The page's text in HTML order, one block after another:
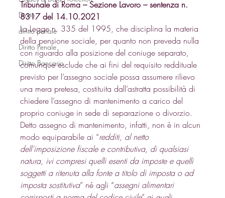
Diritto
diritto penale
Diritto Penale
Diritto Bancario
Tribunale di Roma – Sezione Lavoro – sentenza n.
8317 del 14.10.2021
La Legge n. 335 del 1995, che disciplina la materia
della pensione sociale, per quanto non preveda nulla
con riguardo alla posizione del coniuge separato,
comunque esclude che ai fini del requisito reddituale
previsto per l’assegno sociale possa assumere rilievo
una mera pretesa, costituita dall’astratta possibilità di
chiedere l’assegno di mantenimento a carico del
proprio coniuge in sede di separazione o divorzio.
Detto assegno di mantenimento, infatti, non è in alcun
modo equiparabile ai “redditi, al netto
dell’imposizione fiscale e contributiva, di qualsiasi
natura, ivi compresi quelli esenti da imposte e quelli
soggetti a ritenuta alla fonte a titolo di imposta o ad
imposta sostitutiva” né agli “assegni alimentari